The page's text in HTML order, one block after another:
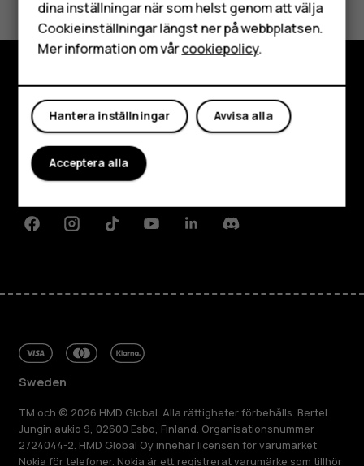
Surfplattor
Ja Nej
Utforska
Om
Planet and people
FacebookInstagramTiktokYoutubeLinkedinDiscord
Sweden
TM och © 2026 HMD Global. Alla rättigheter förbehålls. Bertel
Jungin aukio 9, 02600 Esbo, Finland. Organisationsnummer
2724044-2. HMD Global Oy innehar licensen för varumärket
Nokia för telefoner. Nokia är ett registrerat varumärke som tillhör
dina inställningar när som helst genom att välja
Cookieinställningar längst ner på webbplatsen.
Mer information om vårcookiepolicy.
Avvisa alla
Hantera inställningar
Acceptera alla